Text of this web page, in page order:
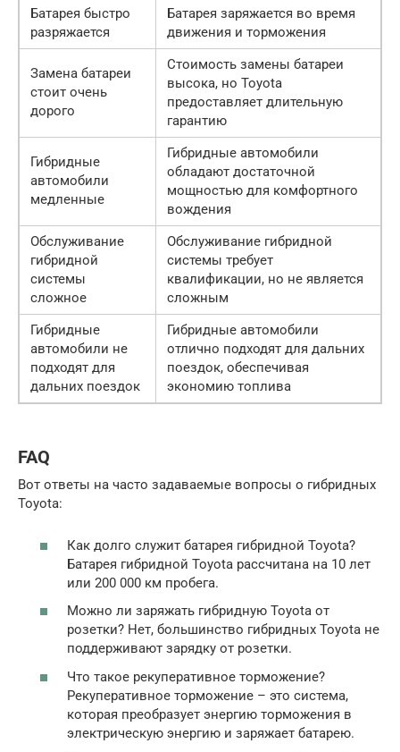
Батарея быстро
разряжается
Батарея заряжается во время
движения и торможения
Замена батареи
стоит очень
дорого
Стоимость замены батареи
высока, но Toyota
предоставляет длительную
гарантию
Гибридные
автомобили
медленные
Гибридные автомобили
обладают достаточной
мощностью для комфортного
вождения
Обслуживание
гибридной
системы
сложное
Обслуживание гибридной
системы требует
квалификации, но не является
сложным
Гибридные
автомобили не
подходят для
дальних поездок
Гибридные автомобили
отлично подходят для дальних
поездок, обеспечивая
экономию топлива
FAQ
Вот ответы на часто задаваемые вопросы о гибридных
Toyota:
Как долго служит батарея гибридной Toyota?
Батарея гибридной Toyota рассчитана на 10 лет
или 200 000 км пробега.
Можно ли заряжать гибридную Toyota от
розетки? Нет, большинство гибридных Toyota не
поддерживают зарядку от розетки.
Что такое рекуперативное торможение?
Рекуперативное торможение – это система,
которая преобразует энергию торможения в
электрическую энергию и заряжает батарею.